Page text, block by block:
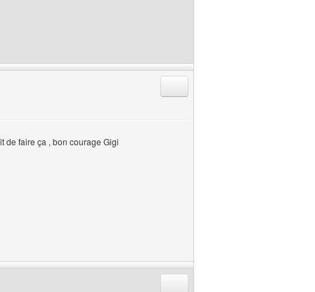
de faire ça , bon courage Gigi